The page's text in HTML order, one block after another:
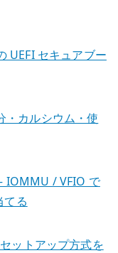
UEFI セキュアブー
・カルシウム・使
IOMMU / VFIO で
てる
ットアップ方式を